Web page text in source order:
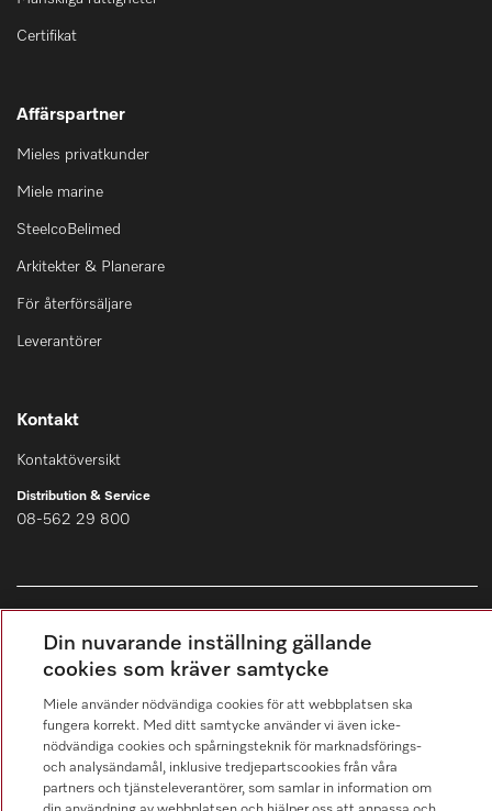
Certifikat
Affärspartner
Mieles privatkunder
Miele marine
SteelcoBelimed
Arkitekter & Planerare
För återförsäljare
Leverantörer
Kontakt
Kontaktöversikt
Distribution & Service
08-562 29 800
Hitta återförsäljare
Din nuvarande inställning gällande
cookies som kräver samtycke
Miele använder nödvändiga cookies för att webbplatsen ska
fungera korrekt. Med ditt samtycke använder vi även icke-
nödvändiga cookies och spårningsteknik för marknadsförings-
och analysändamål, inklusive tredjepartscookies från våra
partners och tjänsteleverantörer, som samlar in information om